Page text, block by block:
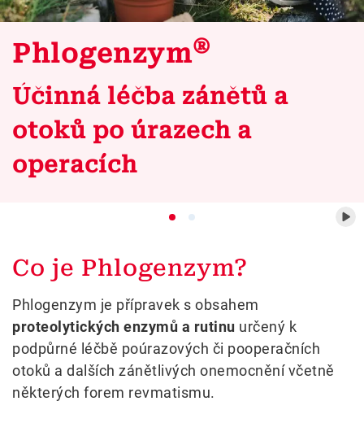
Phlogenzym®
Účinná léčba zánětů a
otoků po úrazech a
operacích
Co je Phlogenzym?
Phlogenzym je přípravek s obsahem
proteolytických enzymů a rutinu určený k
podpůrné léčbě poúrazových či pooperačních
otoků a dalších zánětlivých onemocnění včetně
některých forem revmatismu.